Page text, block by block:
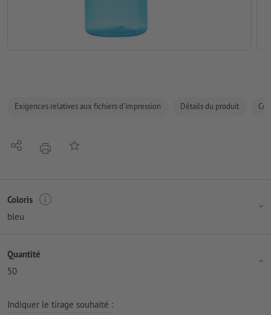
Exigences relatives aux fichiers d'impression Détails du produit
PartagerimprimerAjouter à liste d'article
Coloris
bleu
Quantité
50
Indiquer le tirage souhaité :